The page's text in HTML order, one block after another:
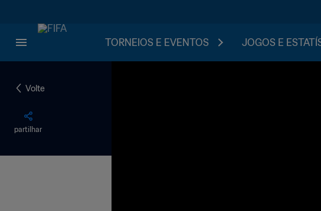
TORNEIOS E EVENTOS JOGOS E
Volte
partilhar